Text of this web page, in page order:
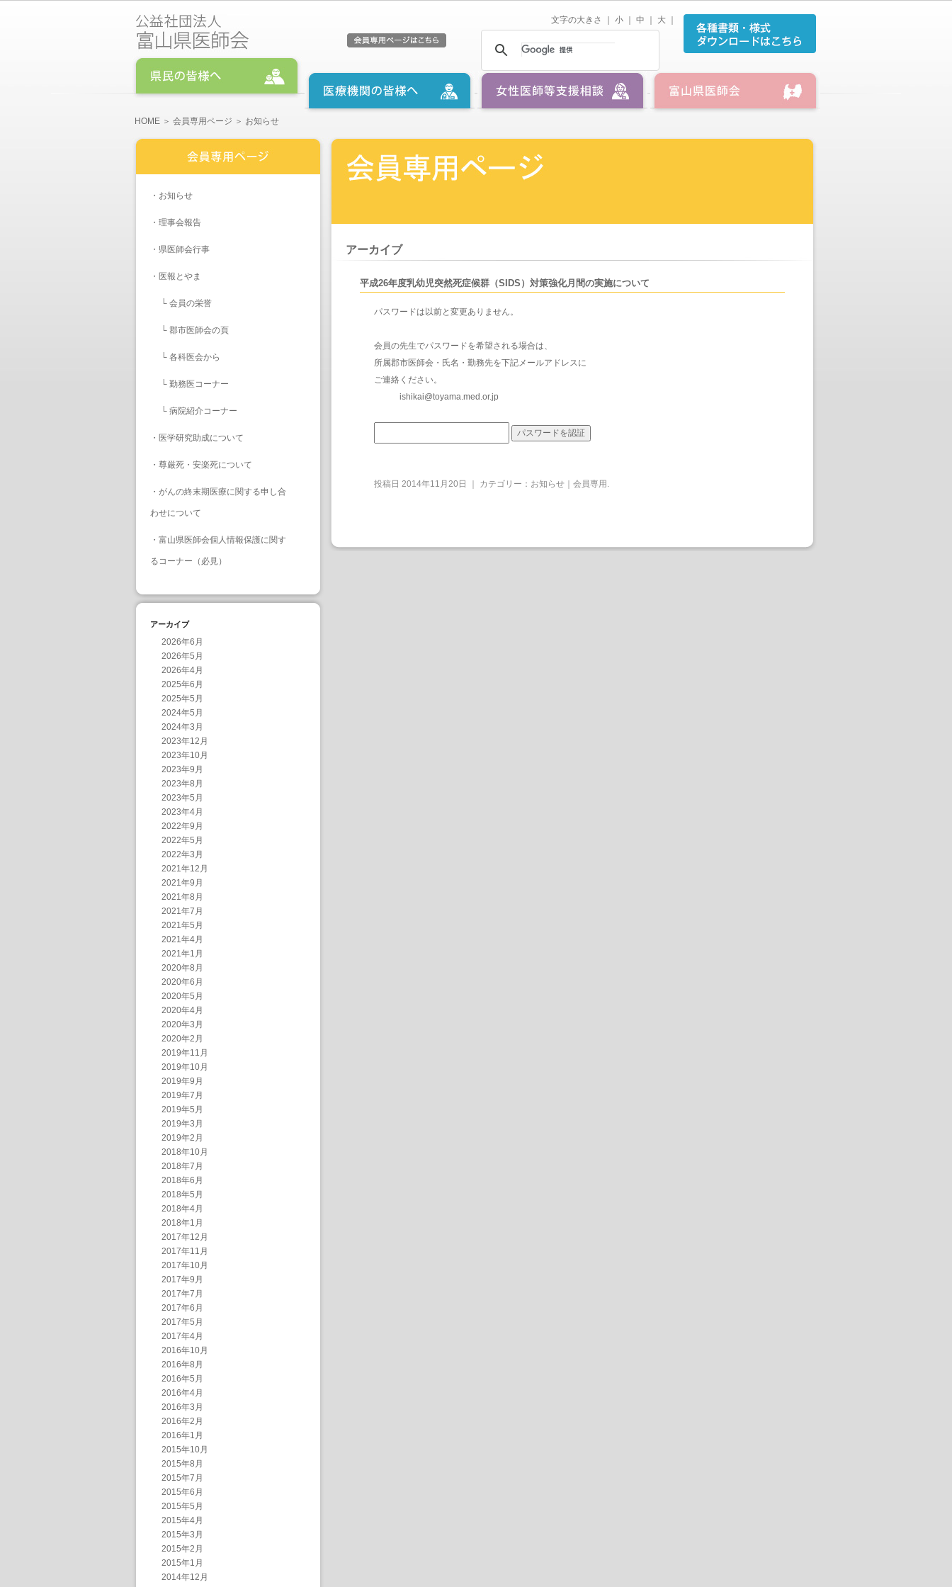
文字の大きさ ｜ 小 中 大
HOME ＞ 会員専用ページ ＞ お知らせ
・ お知らせ
・ 理事会報告
・ 県医師会行事
・医報とやま
└ 会員の栄誉
└ 郡市医師会の頁
└ 各科医会から
└ 勤務医コーナー
└ 病院紹介コーナー
・ 医学研究助成について
・ 尊厳死・安楽死について
・ がんの終末期医療に関する申し合
わせについて
・ 富山県医師会個人情報保護に関す
るコーナー（必見）
アーカイブ
2026年6月
2026年5月
2026年4月
2025年6月
2025年5月
2024年5月
2024年3月
2023年12月
2023年10月
2023年9月
2023年8月
2023年5月
2023年4月
2022年9月
2022年5月
2022年3月
2021年12月
2021年9月
2021年8月
2021年7月
2021年5月
2021年4月
2021年1月
2020年8月
2020年6月
2020年5月
2020年4月
2020年3月
2020年2月
2019年11月
2019年10月
2019年9月
2019年7月
2019年5月
2019年3月
2019年2月
2018年10月
2018年7月
2018年6月
2018年5月
2018年4月
2018年1月
2017年12月
2017年11月
2017年10月
2017年9月
2017年7月
2017年6月
2017年5月
2017年4月
2016年10月
2016年8月
2016年5月
2016年4月
2016年3月
2016年2月
2016年1月
2015年10月
2015年8月
2015年7月
2015年6月
2015年5月
2015年4月
2015年3月
2015年2月
2015年1月
2014年12月
アーカイブ
平成26年度乳幼児突然死症候群（SIDS）対策強化月間の実施について
パスワードは以前と変更ありません。
会員の先生でパスワードを希望される場合は、
所属郡市医師会・氏名・勤務先を下記メールアドレスに
ご連絡ください。
ishikai@toyama.med.or.jp
投稿日 2014年11月20日 ｜ カテゴリー： お知らせ｜会員専用 .